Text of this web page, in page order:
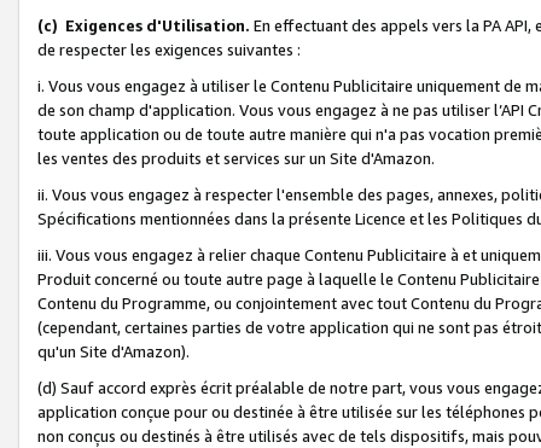
(c) Exigences d'Utilisation. En effectuant des appels vers la PA
de respecter les exigences suivantes :
i. Vous vous engagez à utiliser le Contenu Publicitaire uniquement de
de son champ d'application. Vous vous engagez à ne pas utiliser l’API
toute application ou de toute autre manière qui n'a pas vocation
les ventes des produits et services sur un Site d'Amazon.
ii. Vous vous engagez à respecter l'ensemble des pages, annexes,
Spécifications mentionnées dans la présente Licence et les Politiques
iii. Vous vous engagez à relier chaque Contenu Publicitaire à et
Produit concerné ou toute autre page à laquelle le Contenu
Contenu du Programme, ou conjointement avec tout Contenu du
(cependant, certaines parties de votre application qui ne sont pas
qu'un Site d'Amazon).
(d) Sauf accord exprès écrit préalable de notre part, vous vous
application conçue pour ou destinée à être utilisée sur les téléphones
non conçus ou destinés à être utilisés avec de tels dispositifs, mais